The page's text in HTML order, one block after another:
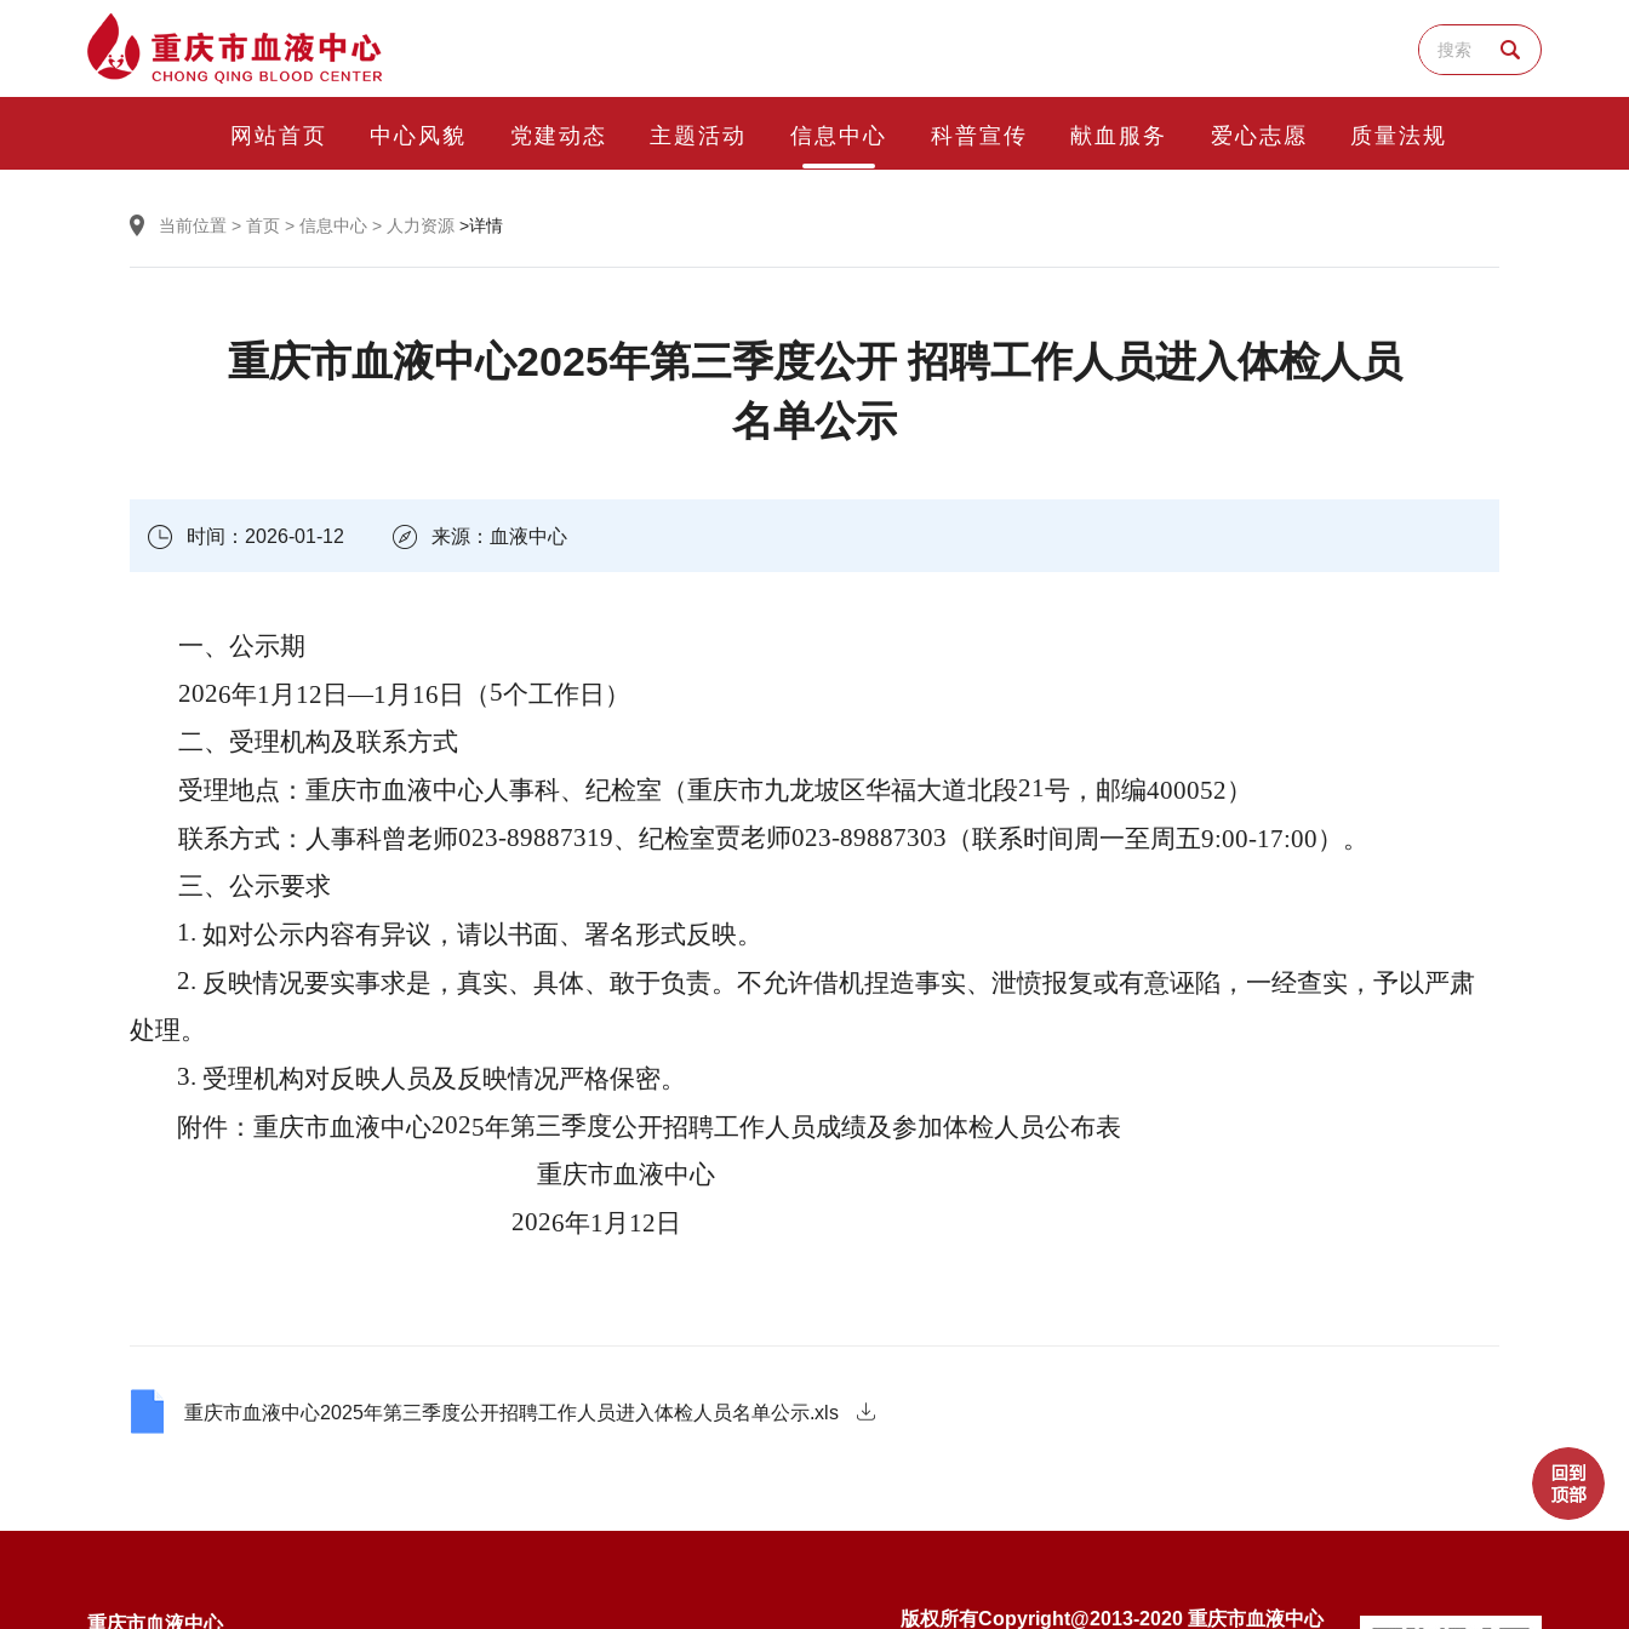
网站首页 中心风貌 党建动态 主题活动 信息中心 科普宣传 献血服务 爱心志愿 质量法规
当前位置 > 首页 > 信息中心 > 人力资源 >详情
重庆市血液中心2025年第三季度公开 招聘工作人员进入体检人员
名单公示
时间：2026-01-12 来源：血液中心
一、公示期
2026年1 月 12日—1 月 16日（5个工作日）
二、受理机构及联系方式
受理地点： 重庆市血液中心人事科、纪检室（重庆市九龙坡区华福大道北段21号，邮编400052）
联系方式：人事科曾老师023-89887319、纪检室贾老师023-89887303 （联系时间周一至周五9:00-17:00）。
三、公示要求
1. 如对公示内容有异议，请以书面、署名形式反映。
2. 反映情况要实事求是，真实、具体、敢于负责。不允许借机捏造事实、泄愤报复或有意诬陷，一经查实，予以严肃
处理。
3. 受理机构对反映人员及反映情况严格保密。
附件：重庆市血液中心2025年第三季度公开招聘工作人员成绩及参加体检人员公布表
重庆市血液中心
2026年1 月 12 日
重庆市血液中心2025年第三季度公开招聘工作人员进入体检人员名单公示.xls
重庆市血液中心 版权所有Copyright@2013-2020 重庆市血液中心